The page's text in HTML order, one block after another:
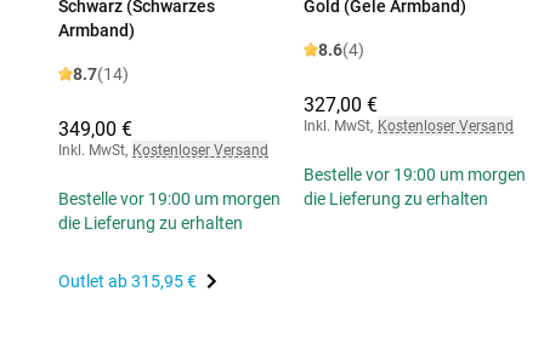
Schwarz (Schwarzes
Armband)
8.7(14)
349,00 €
Inkl. MwSt, Kostenloser Versand
Bestelle vor 19:00 um morgen
die Lieferung zu erhalten
Outlet ab315,95 €
Gold (Gele Armband)
8.6(4)
327,00 €
Inkl. MwSt, Kostenloser Versand
Bestelle vor 19:00 um morgen
die Lieferung zu erhalten